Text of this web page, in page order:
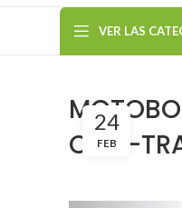
VER LAS
CON-
24
FEB